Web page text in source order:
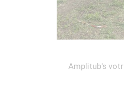
Amplitub's